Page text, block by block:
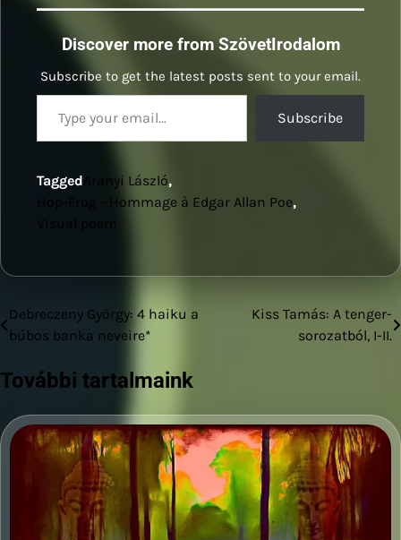
Discover more from SzövetIrodalom
Subscribe to get the latest posts sent to your email.
Type your email…
Subscribe
Tagged Aranyi László,
Hop-Frog - Hommage à Edgar Allan Poe,
Bejegyzés
Debreczeny György: 4 haiku a
búbos banka neveire*
Kiss Tamás: A tenger-
sorozatból, I-II.
További tartalmaink